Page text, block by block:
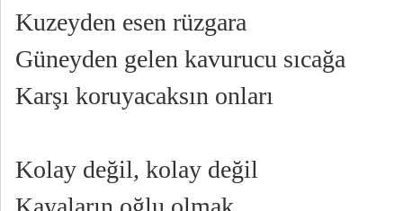
Kuzeyden esen rüzgara
Güneyden gelen kavurucu sıcağa
Karşı koruyacaksın onları
Kolay değil, kolay değil